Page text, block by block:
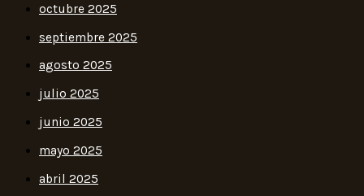
octubre 2025
septiembre 2025
agosto 2025
julio 2025
junio 2025
mayo 2025
abril 2025